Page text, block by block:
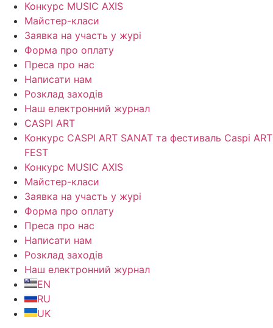
Конкурс MUSIC AXIS
Майстер-класи
Заявка на участь у журі
Форма про оплату
Преса про нас
Написати нам
Розклад заходів
Наш електронний журнал
CASPI ART
Конкурс CASPI ART SANAT та фестиваль Caspi ART
FEST
Конкурс MUSIC AXIS
Майстер-класи
Заявка на участь у журі
Форма про оплату
Преса про нас
Написати нам
Розклад заходів
Наш електронний журнал
EN
RU
UK